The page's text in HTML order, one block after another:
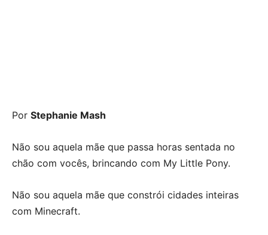
Por Stephanie Mash
Não sou aquela mãe que passa horas sentada no
chão com vocês, brincando com My Little Pony.
Não sou aquela mãe que constrói cidades inteiras
com Minecraft.